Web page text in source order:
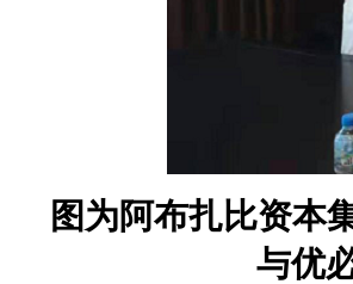
图为阿布扎比资本
与优